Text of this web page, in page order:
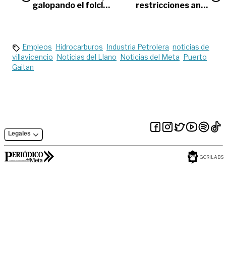
galopando el folclor
restricciones ante
Empleos Hidrocarburos Industria Petrolera noticias de
villavicencio Noticias del Llano Noticias del Meta Puerto
Gaitan
Legales
GORILABS